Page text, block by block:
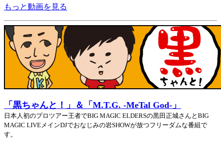
もっと動画を見る
「黒ちゃんと！」＆「M.T.G. -MeTal God-」
日本人初のプロツアー王者でBIG MAGIC ELDERSの黒田正城さんとBIG
MAGIC LIVEメインDJでおなじみの岩SHOWが放つフリーダムな番組で
す。